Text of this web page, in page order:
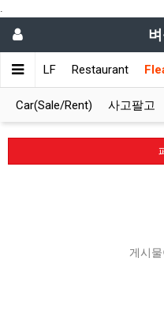
.
GOLF Restaurant
Car(Sale/Rent) 사고팔고
게시